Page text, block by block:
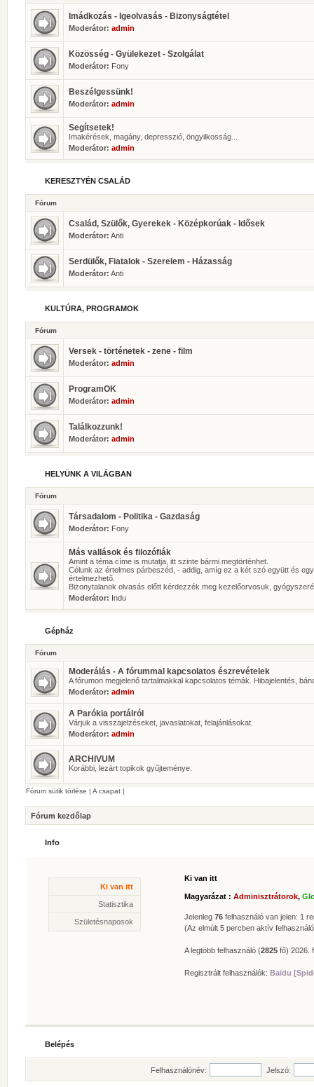
Imádkozás - Igeolvasás - Bizonyságtétel
Moderátor: admin
Közösség - Gyülekezet - Szolgálat
Moderátor: Fony
Beszélgessünk!
Moderátor: admin
Segítsetek!
Imakérések, magány, depresszió, öngyilkosság...
Moderátor: admin
KERESZTYÉN CSALÁD
Fórum
Család, Szülők, Gyerekek - Középkorúak - Idősek
Moderátor: Anti
Serdülők, Fiatalok - Szerelem - Házasság
Moderátor: Anti
KULTÚRA, PROGRAMOK
Fórum
Versek - történetek - zene - film
Moderátor: admin
ProgramOK
Moderátor: admin
Találkozzunk!
Moderátor: admin
HELYÜNK A VILÁGBAN
Fórum
Társadalom - Politika - Gazdaság
Moderátor: Fony
Más vallások és filozófiák
Amint a téma címe is mutatja, itt szinte bármi megtörténhet.
Célunk az értelmes párbeszéd, - addig, amíg ez a két szó együtt és
értelmezhető.
Bizonytalanok olvasás előtt kérdezzék meg kezelőorvosuk,
Moderátor: Indu
Gépház
Fórum
Moderálás - A fórummal kapcsolatos észrevételek
A fórumon megjelenő tartalmakkal kapcsolatos témák. Hibajelentés,
Moderátor: admin
A Parókia portálról
Várjuk a visszajelzéseket, javaslatokat, felajánlásokat.
Moderátor: admin
ARCHIVUM
Korábbi, lezárt topikok gyűjteménye.
Fórum sütik törlése | A csapat |
Fórum kezdőlap
Info
Ki van itt
Ki van itt
Magyarázat : Adminisztrátorok,
Jelenleg 76 felhasználó van jelen: 1
(Az elmúlt 5 percben aktív
A legtöbb felhasználó (2825 fő) 2026.
Regisztrált felhasználók: Baidu
Statisztika
Statisztika
* Hozzászólások száma:
62630
* Témák száma:
* Felhasználók száma: 606
* Legújabb regisztrált tagunk:Zolee
Születésnaposok
Belépés
Felhasználónév: Jelszó: